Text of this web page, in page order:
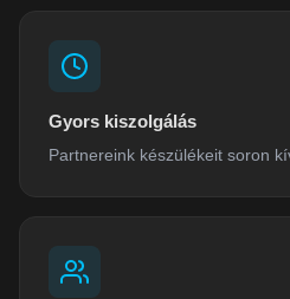
Gyors kiszolgálás
Partnereink készülékeit soron